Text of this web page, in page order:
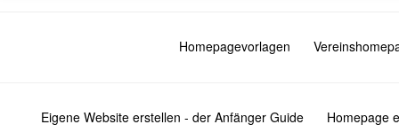
Homepagevorlagen
Eigene Website erstellen - der Anfänger Guide Homepage